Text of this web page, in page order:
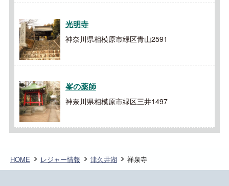
光明寺
神奈川県相模原市緑区青山2591
峯の薬師
神奈川県相模原市緑区三井1497
HOME レジャー情報 津久井湖 祥泉寺